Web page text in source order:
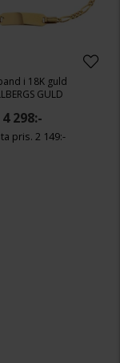
i 18K guld
GULD
4 298:-
2 149:-